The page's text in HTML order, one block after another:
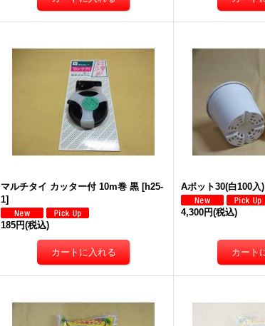
マルチタイ カッター付 10m巻 黒 [h25-
1]
185円(税込)
Aポット30(白100入)
4,300円(税込)